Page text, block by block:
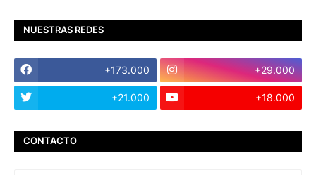
NUESTRAS REDES
+173.000 +29.000
+21.000 +18.000
CONTACTO